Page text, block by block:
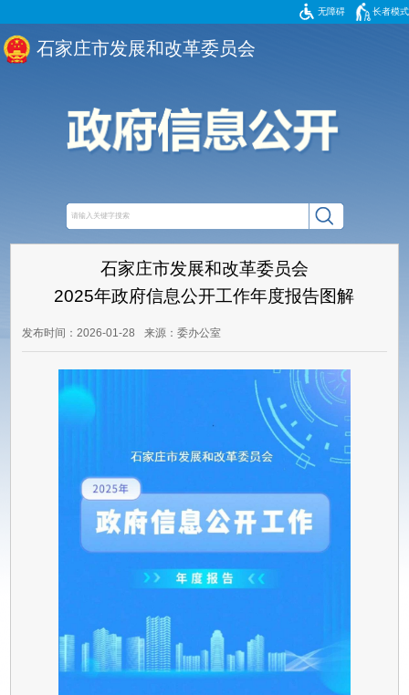
无障碍 长者模式
石家庄市发展和改革委员会
石家庄市发展和改革委员会
2025年政府信息公开工作年度报告图解
发布时间：2026-01-28 来源：委办公室